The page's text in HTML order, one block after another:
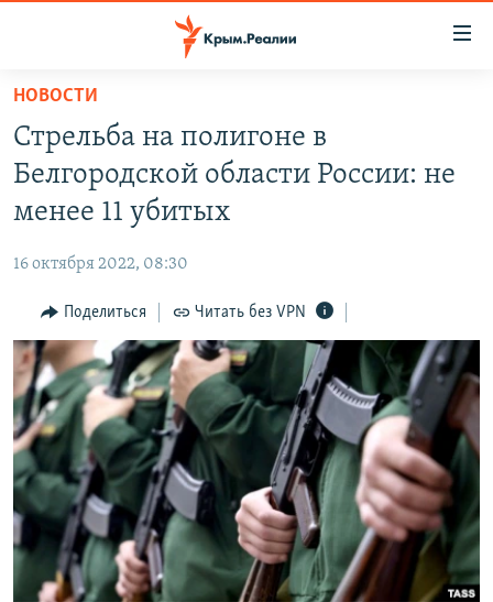
Вернуться
основному
содержанию
главной
навигации
Вернутся
поиску
СПЕЦПРОЕКТЫ
11 ЛЕТ ОККУПАЦИИ КРЫМА. 11 ИСТОРИЙ СОПРОТИВЛЕНИЯ
ЕЩЕ
ИНТЕРАКТИВ
ИНФОГРАФИКА
ТЕЛЕПРОЕКТ КРЫМ.РЕАЛИИ
СОВЕТЫ ПРАВОЗАЩИТНИКОВ
ПРОПАВШИЕ БЕЗ ВЕСТИ
ПОБЕДИТЕЛЕЙ НЕ СУДЯТ?
КРЫМ.НЕПОКОРЕННЫЙ
ELIFBE
РАДІО СВОБОДА
КАК ОБОЙТИ БЛОКИРОВКУ
Українською
Qırımtatar
ПРИСОЕДИНЯЙТЕСЬ!
НОВОСТИ
Стрельба на полигоне в
Белгородской области России: не
менее 11 убитых
16 октября 2022, 08:30
Поделиться Читать без VPN